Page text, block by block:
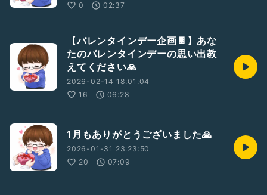
0
02:37
【バレンタインデー企画🍫】あな
たのバレンタインデーの思い出教
えてください🙏
2026-02-14 18:01:04
16
06:28
1月もありがとうございました🙏
2026-01-31 23:23:50
20
07:09